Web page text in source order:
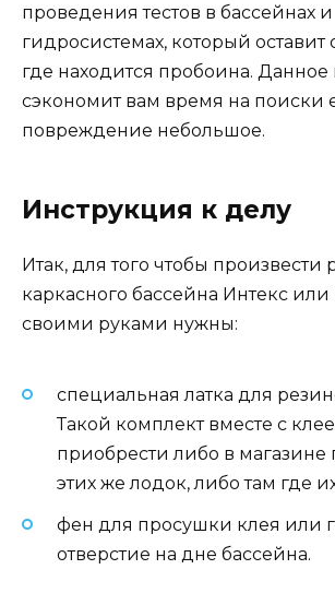
проведения тестов в бассейнах и
гидросистемах, который оставит
где находится пробоина. Данное
сэкономит вам время на поиски
повреждение небольшое.
Инструкция к делу
Итак, для того чтобы произвести
каркасного бассейна Интекс или
своими руками нужны:
специальная латка для
Такой комплект вместе с
приобрести либо в магазине
этих же лодок, либо там где
фен для просушки клея или
отверстие на дне бассейна.